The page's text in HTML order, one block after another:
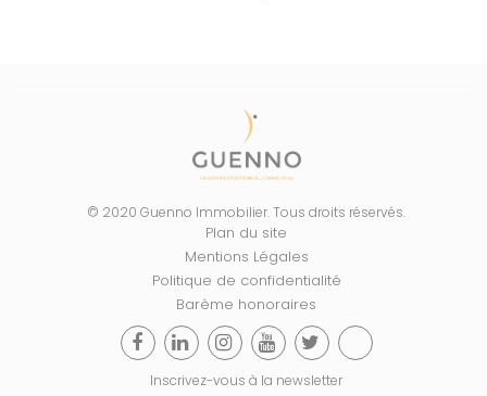
© 2020 Guenno Immobilier. Tous droits réservés.
Plan du site
Mentions Légales
Politique de confidentialité
Barème honoraires
Inscrivez-vous à la newsletter